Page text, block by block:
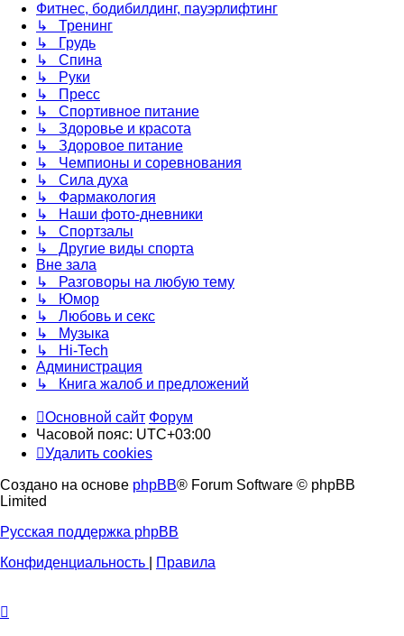
Фитнес, бодибилдинг, пауэрлифтинг
↳ Тренинг
↳ Грудь
↳ Спина
↳ Руки
↳ Пресс
↳ Спортивное питание
↳ Здоровье и красота
↳ Здоровое питание
↳ Чемпионы и соревнования
↳ Сила духа
↳ Фармакология
↳ Наши фото-дневники
↳ Спортзалы
↳ Другие виды спорта
Вне зала
↳ Разговоры на любую тему
↳ Юмор
↳ Любовь и секс
↳ Музыка
↳ Hi-Tech
Администрация
↳ Книга жалоб и предложений
Основной сайт Форум
Часовой пояс: UTC+03:00
Удалить cookies
Создано на основе phpBB® Forum Software © phpBB
Limited
Русская поддержка phpBB
Конфиденциальность
Правила